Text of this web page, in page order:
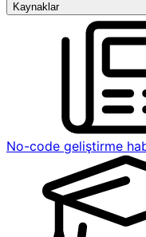
Kaynaklar
No-code geliştirme